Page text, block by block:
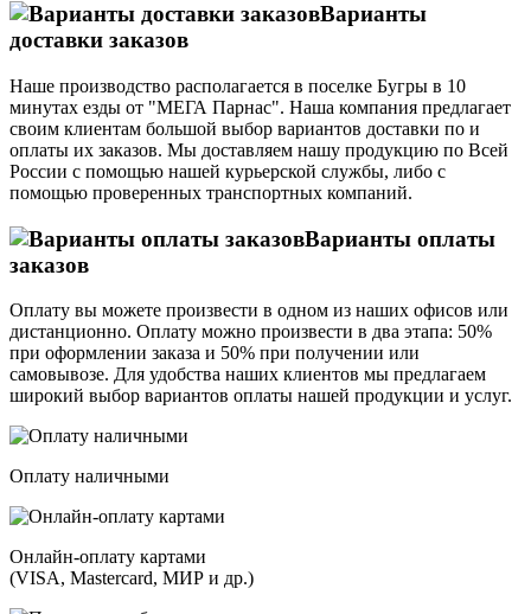
Варианты
доставки заказов
Наше производство располагается в поселке Бугры в 10
минутах езды от "МЕГА Парнас". Наша компания предлагает
своим клиентам большой выбор вариантов доставки по и
оплаты их заказов. Мы доставляем нашу продукцию по Всей
России с помощью нашей курьерской службы, либо с
помощью проверенных транспортных компаний.
Варианты оплаты
заказов
Оплату вы можете произвести в одном из наших офисов или
дистанционно. Оплату можно произвести в два этапа: 50%
при оформлении заказа и 50% при получении или
самовывозе. Для удобства наших клиентов мы предлагаем
широкий выбор вариантов оплаты нашей продукции и услуг.
Оплату наличными
Онлайн-оплату картами
(VISA, Mastercard, МИР и др.)